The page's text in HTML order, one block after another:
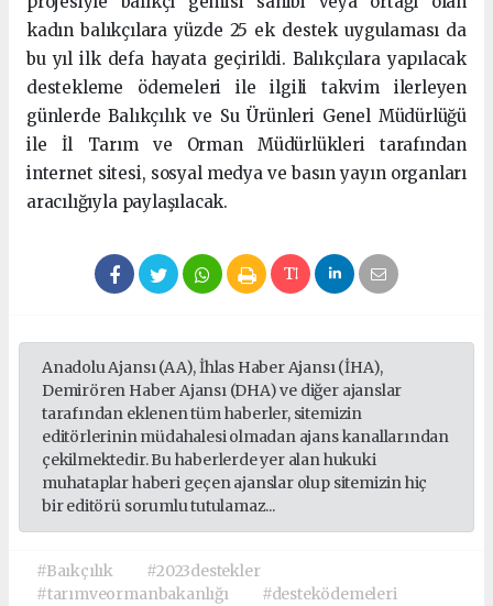
kadın balıkçılara yüzde 25 ek destek uygulaması da
bu yıl ilk defa hayata geçirildi. Balıkçılara yapılacak
destekleme ödemeleri ile ilgili takvim ilerleyen
günlerde Balıkçılık ve Su Ürünleri Genel Müdürlüğü
ile İl Tarım ve Orman Müdürlükleri tarafından
internet sitesi, sosyal medya ve basın yayın organları
aracılığıyla paylaşılacak.
Anadolu Ajansı (AA), İhlas Haber Ajansı (İHA),
Demirören Haber Ajansı (DHA) ve diğer ajanslar
tarafından eklenen tüm haberler, sitemizin
editörlerinin müdahalesi olmadan ajans kanallarından
çekilmektedir. Bu haberlerde yer alan hukuki
muhataplar haberi geçen ajanslar olup sitemizin hiç
bir editörü sorumlu tutulamaz...
#Baıkçılık
#2023destekler
#tarımveormanbakanlığı
#desteködemeleri